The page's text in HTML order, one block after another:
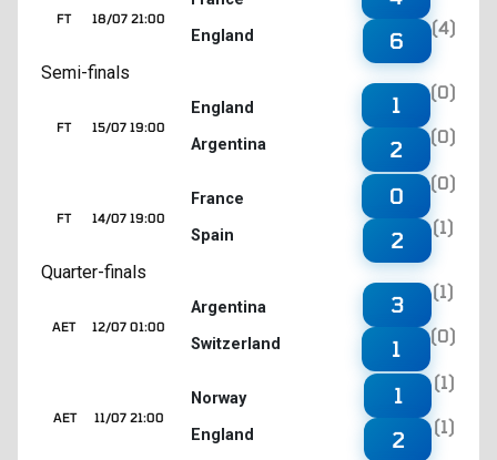
18/07 21:00
FT
England
6
(4)
Semi-finals
15/07 19:00
FT
England
Argentina
1
(0)
2
(0)
14/07 19:00
FT
France
Spain
0
(0)
2
(1)
Quarter-finals
12/07 01:00
AET
Argentina
Switzerland
3
(1)
1
(0)
11/07 21:00
AET
Norway
England
1
(1)
2
(1)